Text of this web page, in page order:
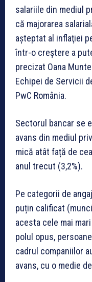
salariile din mediul
că majorarea
aşteptat al inflaţiei
într-o creștere a
precizat Oana
Echipei de Servicii
PwC România.
Sectorul bancar se
avans din mediul
mică atât față de
anul trecut (3,2%).
Pe categorii de
puțin calificat
acesta cele mai
polul opus,
cadrul companiilor
avans, cu o medie